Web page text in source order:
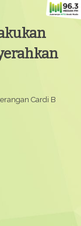
Cardi B